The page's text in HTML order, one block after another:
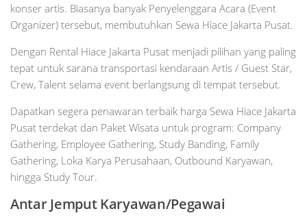
konser artis. Biasanya banyak Penyelenggara Acara (Event
Organizer) tersebut, membutuhkan Sewa Hiace Jakarta Pusat.
Dengan Rental Hiace Jakarta Pusat menjadi pilihan yang paling
tepat untuk sarana transportasi kendaraan Artis / Guest Star,
Crew, Talent selama event berlangsung di tempat tersebut.
Dapatkan segera penawaran terbaik harga Sewa Hiace Jakarta
Pusat terdekat dan Paket Wisata untuk program: Company
Gathering, Employee Gathering, Study Banding, Family
Gathering, Loka Karya Perusahaan, Outbound Karyawan,
hingga Study Tour.
Antar Jemput Karyawan/Pegawai